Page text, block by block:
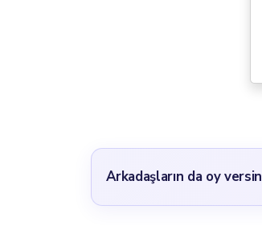
Arkadaşların da oy versin